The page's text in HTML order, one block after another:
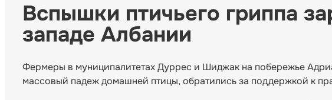
Вспышки птичьего гриппа
западе Албании
Фермеры в муниципалитетах Дуррес и Шиджак на побережье
массовый падеж домашней птицы, обратились за поддержкой к